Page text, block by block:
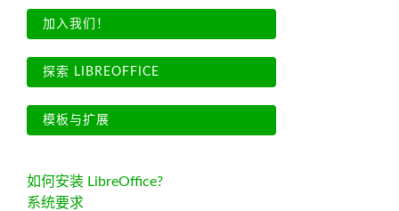
加入我们！
探索 LIBREOFFICE
模板与扩展
如何安装 LibreOffice?
系统要求